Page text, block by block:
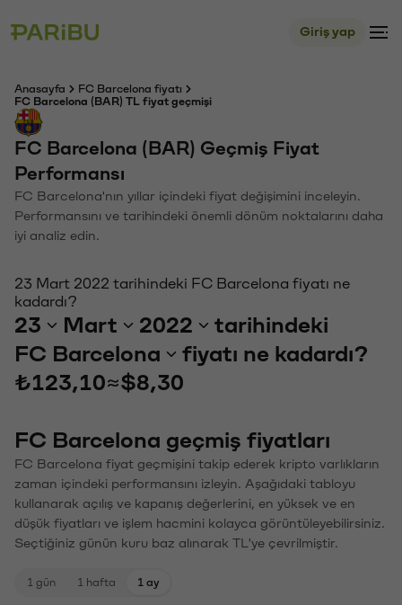
Giriş yap
Anasayfa
FC Barcelona fiyatı
FC Barcelona (BAR) TL fiyat geçmişi
FC Barcelona (BAR) Geçmiş Fiyat
Performansı
FC Barcelona'nın yıllar içindeki fiyat değişimini inceleyin.
Performansını ve tarihindeki önemli dönüm noktalarını daha
iyi analiz edin.
23 Mart 2022 tarihindeki FC Barcelona fiyatı ne
kadardı?
23 Mart 2022
tarihindeki
FC Barcelona
fiyatı ne kadardı?
₺123,10≈$8,30
FC Barcelona geçmiş fiyatları
FC Barcelona fiyat geçmişini takip ederek kripto varlıkların
zaman içindeki performansını izleyin. Aşağıdaki tabloyu
kullanarak açılış ve kapanış değerlerini, en yüksek ve en
düşük fiyatları ve işlem hacmini kolayca görüntüleyebilirsiniz.
Seçtiğiniz günün kuru baz alınarak TL'ye çevrilmiştir.
1 gün 1 hafta 1 ay